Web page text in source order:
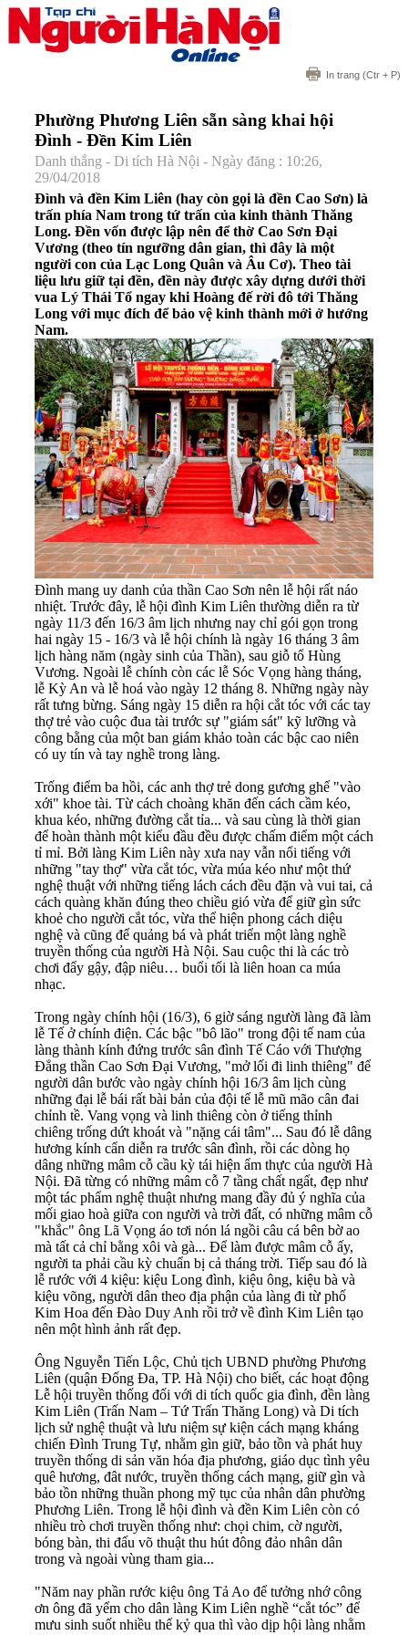
In trang (Ctr + P)
Phường Phương Liên sẵn sàng khai hội
Đình - Đền Kim Liên
Danh thắng - Di tích Hà Nội - Ngày đăng : 10:26,
29/04/2018
Đình và đền Kim Liên (hay còn gọi là đền Cao Sơn) là
trấn phía Nam trong tứ trấn của kinh thành Thăng
Long. Đền vốn được lập nên để thờ Cao Sơn Đại
Vương (theo tín ngưỡng dân gian, thì đây là một
người con của Lạc Long Quân và Âu Cơ). Theo tài
liệu lưu giữ tại đền, đền này được xây dựng dưới thời
vua Lý Thái Tổ ngay khi Hoàng đế rời đô tới Thăng
Long với mục đích để bảo vệ kinh thành mới ở hướng
Nam.
Đình mang uy danh của thần Cao Sơn nên lễ hội rất náo
nhiệt. Trước đây, lễ hội đình Kim Liên thường diễn ra từ
ngày 11/3 đến 16/3 âm lịch nhưng nay chỉ gói gọn trong
hai ngày 15 - 16/3 và lễ hội chính là ngày 16 tháng 3 âm
lịch hàng năm (ngày sinh của Thần), sau giỗ tổ Hùng
Vương. Ngoài lễ chính còn các lễ Sóc Vọng hàng tháng,
lễ Kỳ An và lễ hoá vào ngày 12 tháng 8. Những ngày này
rất tưng bừng. Sáng ngày 15 diễn ra hội cắt tóc với các tay
thợ trẻ vào cuộc đua tài trước sự "giám sát" kỹ lưỡng và
công bằng của một ban giám khảo toàn các bậc cao niên
có uy tín và tay nghề trong làng.
Trống điểm ba hồi, các anh thợ trẻ dong gương ghế "vào
xới" khoe tài. Từ cách choàng khăn đến cách cầm kéo,
khua kéo, những đường cắt tỉa... và sau cùng là thời gian
để hoàn thành một kiểu đầu đều được chấm điểm một cách
tỉ mỉ. Bởi làng Kim Liên này xưa nay vẫn nổi tiếng với
những "tay thợ" vừa cắt tóc, vừa múa kéo như một thứ
nghệ thuật với những tiếng lách cách đều đặn và vui tai, cả
cách quàng khăn đúng theo chiều gió vừa để giữ gìn sức
khoẻ cho người cắt tóc, vừa thể hiện phong cách diệu
nghệ và cũng để quảng bá và phát triển một làng nghề
truyền thống của người Hà Nội. Sau cuộc thi là các trò
chơi đẩy gậy, đập niêu… buổi tối là liên hoan ca múa
nhạc.
Trong ngày chính hội (16/3), 6 giờ sáng người làng đã làm
lễ Tế ở chính điện. Các bậc "bô lão" trong đội tế nam của
làng thành kính đứng trước sân đình Tế Cáo với Thượng
Đẳng thần Cao Sơn Đại Vương, "mở lối đi linh thiêng" để
người dân bước vào ngày chính hội 16/3 âm lịch cùng
những đại lễ bái rất bài bản của đội tế lễ mũ mão cân đai
chỉnh tề. Vang vọng và linh thiêng còn ở tiếng thỉnh
chiêng trống dứt khoát và "nặng cái tâm"... Sau đó lễ dâng
hương kính cẩn diễn ra trước sân đình, rồi các dòng họ
dâng những mâm cỗ cầu kỳ tái hiện ẩm thực của người Hà
Nội. Đã từng có những mâm cỗ 7 tầng chất ngất, đẹp như
một tác phẩm nghệ thuật nhưng mang đầy đủ ý nghĩa của
mối giao hoà giữa con người và trời đất, có những mâm cỗ
"khắc" ông Lã Vọng áo tơi nón lá ngồi câu cá bên bờ ao
mà tất cả chỉ bằng xôi và gà... Để làm được mâm cỗ ấy,
người ta phải cầu kỳ chuẩn bị cả tháng trời. Tiếp sau đó là
lễ rước với 4 kiệu: kiệu Long đình, kiệu ông, kiệu bà và
kiệu võng, người dân theo địa phận của làng đi từ phố
Kim Hoa đến Đào Duy Anh rồi trở về đình Kim Liên tạo
nên một hình ảnh rất đẹp.
Ông Nguyễn Tiến Lộc, Chủ tịch UBND phường Phương
Liên (quận Đống Đa, TP. Hà Nội) cho biết, các hoạt động
Lễ hội truyền thống đối với di tích quốc gia đình, đền làng
Kim Liên (Trấn Nam – Tứ Trấn Thăng Long) và Di tích
lịch sử nghệ thuật và lưu niệm sự kiện cách mạng kháng
chiến Đình Trung Tự, nhằm gìn giữ, bảo tồn và phát huy
truyền thống di sản văn hóa địa phương, giáo dục tình yêu
quê hương, đât nước, truyền thống cách mạng, giữ gìn và
bảo tồn những thuần phong mỹ tục của nhân dân phường
Phương Liên. Trong lễ hội đình và đền Kim Liên còn có
nhiều trò chơi truyền thống như: chọi chim, cờ người,
bóng bàn, thi đấu võ thuật thu hút đông đảo nhân dân
trong và ngoài vùng tham gia...
"Năm nay phần rước kiệu ông Tả Ao để tưởng nhớ công
ơn ông đã yểm cho dân làng Kim Liên nghề “cắt tóc” để
mưu sinh suốt nhiều thế kỷ qua thì vào dịp hội làng nhằm